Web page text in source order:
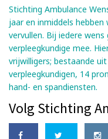
Stichting Ambulance
jaar en inmiddels
vervullen. Bij iedere
verpleegkundige mee.
vrijwilligers; bestaande
verpleegkundigen, 14
hand- en spandiensten.
Volg Stichting